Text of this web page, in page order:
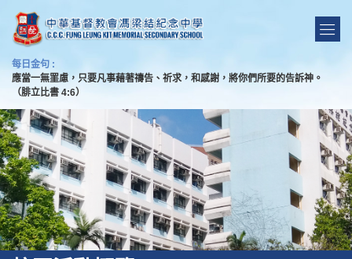
每日金句 :
應當一無罣慮，只要凡事藉著禱告、祈求，和感謝，將你們所要的告訴神。
（腓立比書 4:6）